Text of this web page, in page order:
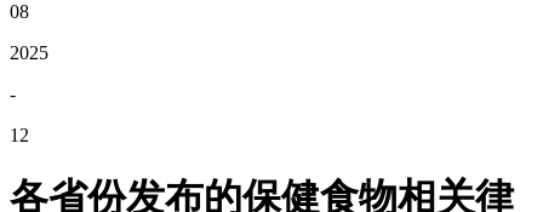
08
2025
-
12
各省份发布的保健食物相关律